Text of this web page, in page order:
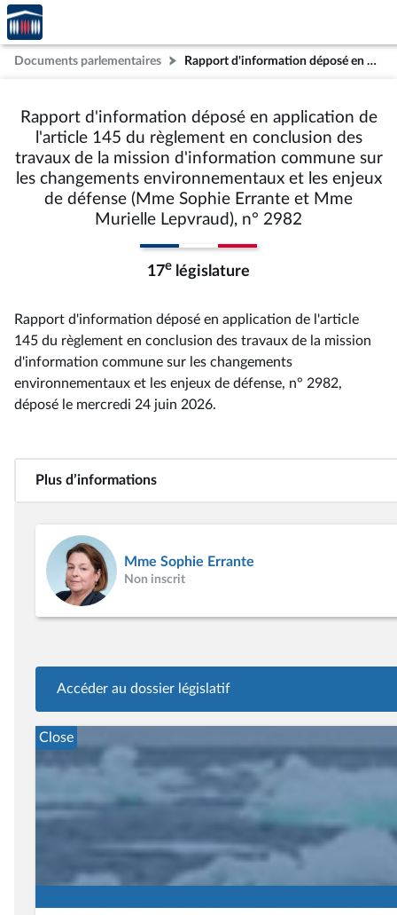
Aller au contenu
Aller en bas de la page
Accèder
à la
page
d'accueil
Documents parlementaires Rapport d'information déposé en application de l'article 145 du règlement en conclusion des travaux de la mission d'information commune sur les changements environnementaux et les enjeux de défense (Mme Sophie Errante et Mme Murielle Lepvraud), n° 2982
Rapport d'information déposé en application de
l'article 145 du règlement en conclusion des
travaux de la mission d'information commune sur
les changements environnementaux et les enjeux
de défense (Mme Sophie Errante et Mme
Murielle Lepvraud), n° 2982
17e législature
Rapport d'information déposé en application de l'article
145 du règlement en conclusion des travaux de la mission
d'information commune sur les changements
environnementaux et les enjeux de défense, n° 2982,
déposé le mercredi 24 juin 2026.
Plus d’informations
Mme Sophie Errante
Non inscrit
Accéder au dossier législatif
Close